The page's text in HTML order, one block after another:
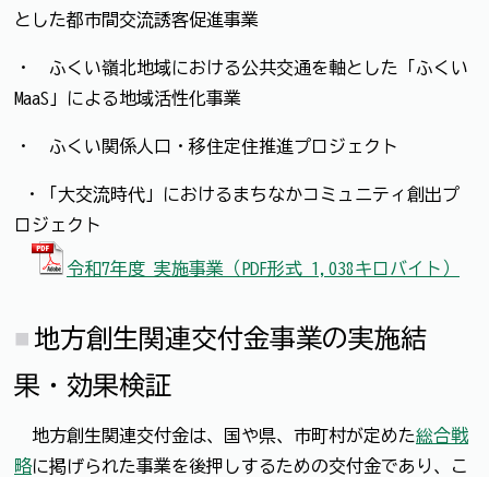
とした都市間交流誘客促進事業
・ ふくい嶺北地域における公共交通を軸とした「ふくい
MaaS」による地域活性化事業
・ ふくい関係人口・移住定住推進プロジェクト
・「大交流時代」におけるまちなかコミュニティ創出プ
ロジェクト
令和7年度 実施事業（PDF形式 1,038キロバイト）
地方創生関連交付金事業の実施結
果・効果検証
地方創生関連交付金は、国や県、市町村が定めた総合戦
略に掲げられた事業を後押しするための交付金であり、こ